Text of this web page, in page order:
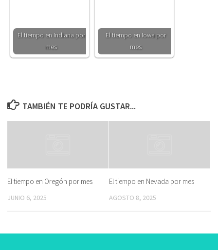
El tiempo en Indiana por
mes
El tiempo en Iowa por
mes
TAMBIÉN TE PODRÍA GUSTAR...
El tiempo en Oregón por mes
JUNIO 6, 2025
El tiempo en Nevada por mes
AGOSTO 8, 2025